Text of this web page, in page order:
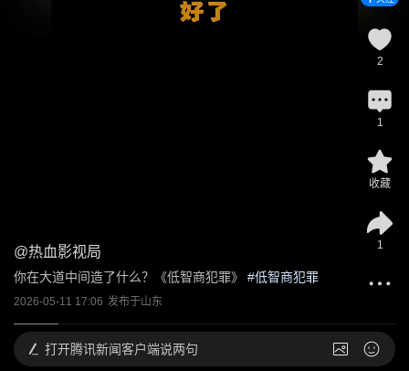
@热血影视局
你在大道中间造了什么？《低智商犯罪》 #低智商犯罪
2026-05-11 17:06 发布于山东
2
1
收藏
1
打开腾讯新闻客户端说两句